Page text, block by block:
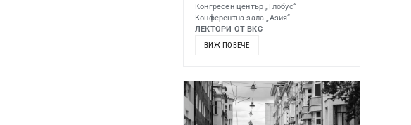
Конгресен център „Глобус“ –
Конферентна зала „Азия“
ЛЕКТОРИ ОТ ВКС
ВИЖ ПОВЕЧЕ